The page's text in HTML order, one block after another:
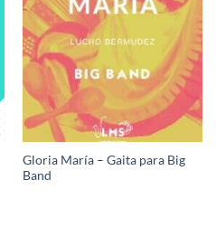
Gloria María – Gaita para Big
Band